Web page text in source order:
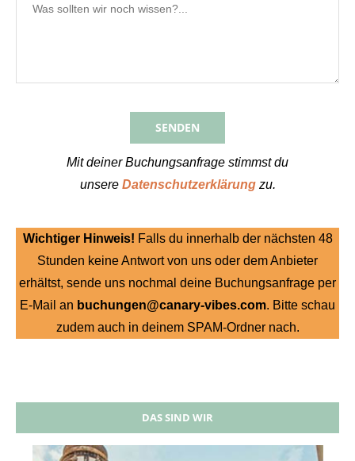
Mit deiner Buchungsanfrage stimmst du
unsere Datenschutzerklärungzu.
Wichtiger Hinweis! Falls du innerhalb der nächsten 48
Stunden keine Antwort von uns oder dem Anbieter
erhältst, sende uns nochmal deine Buchungsanfrage per
E-Mail an buchungen@canary-vibes.com. Bitte schau
zudem auch in deinem SPAM-Ordner nach.
DAS SIND WIR